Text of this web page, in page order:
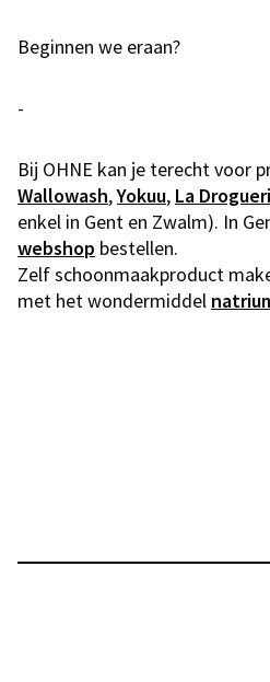
Beginnen we eraan?
-
Bij OHNE kan je terecht voor
Wallowash,Yokuu, La
enkel in Gent en Zwalm). In
webshop bestellen.
Zelf schoonmaakproduct
met het wondermiddel